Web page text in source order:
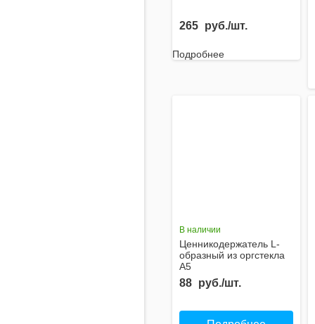
265 руб./шт.
Подробнее
В наличии
Ценникодержатель L-
образный из оргстекла
А5
88 руб./шт.